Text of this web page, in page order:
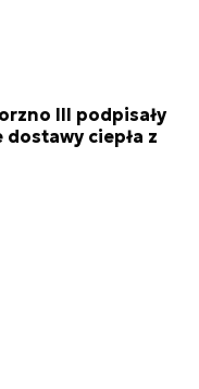
III podpisały
ciepła z